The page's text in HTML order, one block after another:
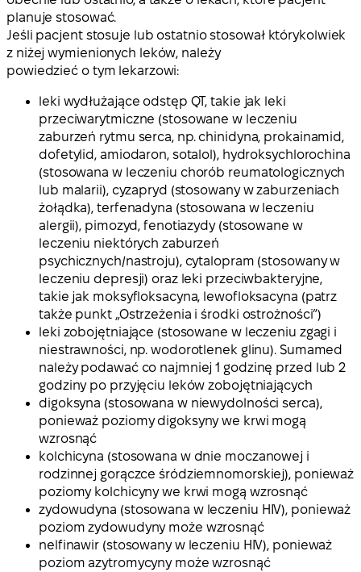
planuje stosować.
Jeśli pacjent stosuje lub ostatnio stosował którykolwiek
z niżej wymienionych leków, należy
powiedzieć o tym lekarzowi:
leki wydłużające odstęp QT, takie jak leki
przeciwarytmiczne (stosowane w leczeniu
zaburzeń rytmu serca, np. chinidyna, prokainamid,
dofetylid, amiodaron, sotalol), hydroksychlorochina
(stosowana w leczeniu chorób reumatologicznych
lub malarii), cyzapryd (stosowany w zaburzeniach
żołądka), terfenadyna (stosowana w leczeniu
alergii), pimozyd, fenotiazydy (stosowane w
leczeniu niektórych zaburzeń
psychicznych/nastroju), cytalopram (stosowany w
leczeniu depresji) oraz leki przeciwbakteryjne,
takie jak moksyfloksacyna, lewofloksacyna (patrz
także punkt „Ostrzeżenia i środki ostrożności”)
leki zobojętniające (stosowane w leczeniu zgagi i
niestrawności, np. wodorotlenek glinu). Sumamed
należy podawać co najmniej 1 godzinę przed lub 2
godziny po przyjęciu leków zobojętniających
digoksyna (stosowana w niewydolności serca),
ponieważ poziomy digoksyny we krwi mogą
wzrosnąć
kolchicyna (stosowana w dnie moczanowej i
rodzinnej gorączce śródziemnomorskiej), ponieważ
poziomy kolchicyny we krwi mogą wzrosnąć
zydowudyna (stosowana w leczeniu HIV), ponieważ
poziom zydowudyny może wzrosnąć
nelfinawir (stosowany w leczeniu HIV), ponieważ
poziom azytromycyny może wzrosnąć